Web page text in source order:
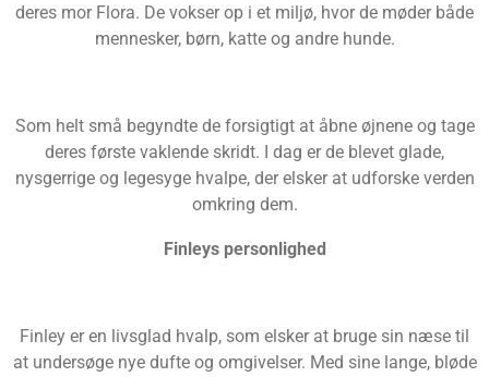
deres mor Flora. De vokser op i et miljø, hvor de møder både
mennesker, børn, katte og andre hunde.
Som helt små begyndte de forsigtigt at åbne øjnene og tage
deres første vaklende skridt. I dag er de blevet glade,
nysgerrige og legesyge hvalpe, der elsker at udforske verden
omkring dem.
Finleys personlighed
Finley er en livsglad hvalp, som elsker at bruge sin næse til
at undersøge nye dufte og omgivelser. Med sine lange, bløde